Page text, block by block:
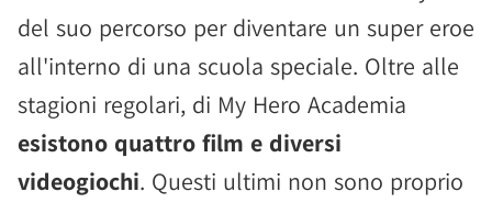
del suo percorso per diventare un super eroe
all'interno di una scuola speciale. Oltre alle
stagioni regolari, di My Hero Academia
esistono quattro film e diversi
videogiochi. Questi ultimi non sono proprio